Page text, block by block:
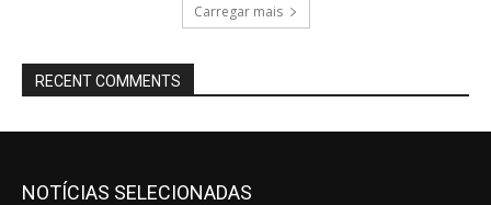
Carregar mais
RECENT COMMENTS
NOTÍCIAS SELECIONADAS